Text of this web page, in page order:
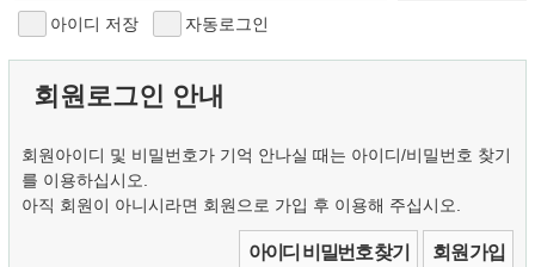
아이디 저장 자동로그인
회원로그인 안내
회원아이디 및 비밀번호가 기억 안나실 때는 아이디/비밀번호 찾기
를 이용하십시오.
아직 회원이 아니시라면 회원으로 가입 후 이용해 주십시오.
아이디 비밀번호 찾기 회원 가입